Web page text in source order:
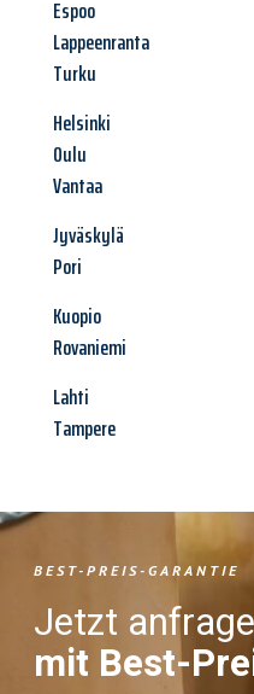
Espoo
Lappeenranta
Turku
Helsinki
Oulu
Vantaa
Jyväskylä
Pori
Kuopio
Rovaniemi
Lahti
Tampere
BEST-PREIS-GARANTIE
Jetzt
mit Best-